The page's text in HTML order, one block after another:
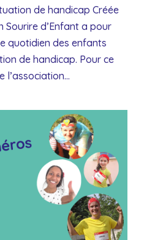
de handicap Créée
Sourire d’Enfant a pour
quotidien des enfants
de handicap. Pour ce
l’association...